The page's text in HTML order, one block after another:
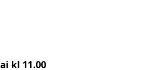
kl 11.00